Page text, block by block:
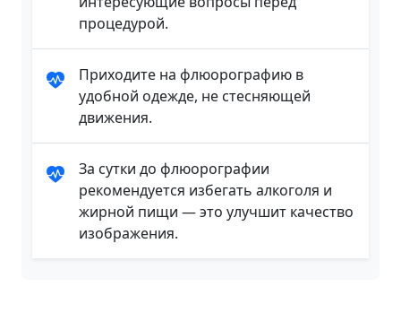
процедурой.
Приходите на флюорографию в
удобной одежде, не стесняющей
движения.
За сутки до флюорографии
рекомендуется избегать алкоголя и
жирной пищи — это улучшит качество
изображения.